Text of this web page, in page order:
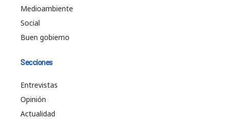
Medioambiente
Social
Buen gobierno
Secciones
Entrevistas
Opinión
Actualidad